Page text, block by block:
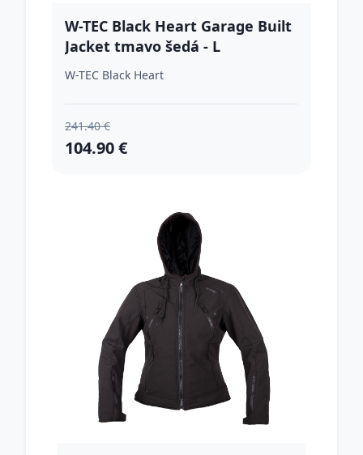
W-TEC Black Heart Garage Built
Jacket tmavo šedá - L
W-TEC Black Heart
241.40 €
104.90 €